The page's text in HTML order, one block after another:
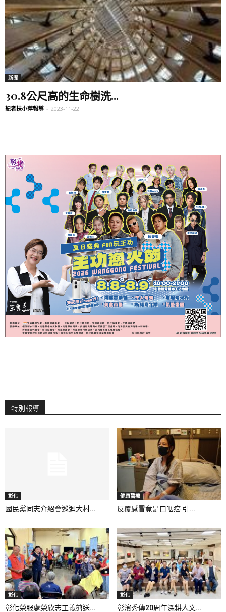
新聞
30.8公尺高的生命樹洗...
記者扶小萍報導 - 2023-11-22
特別報導
彰化
國民黨同志介紹會巡迴大村...
健康醫療
反覆感冒竟是口咽癌 引...
彰化
彰化榮服處榮欣志工義剪送...
彰化
彰濱秀傳20周年深耕人文...